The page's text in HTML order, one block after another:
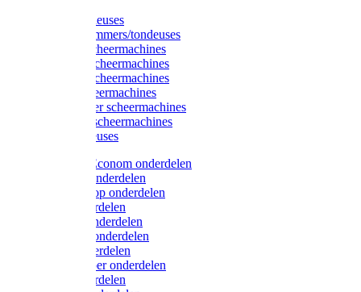
Moser tondeuses
Overige trimmers/tondeuses
Heiniger scheermachines
Hauptner scheermachines
Aesculap scheermachines
Liscop scheermachines
FarmClipper scheermachines
Constanta scheermachines
Wahl tondeuses
Aesculap/Econom onderdelen
Hauptner onderdelen
Lister/Liscop onderdelen
Eider onderdelen
Heiniger onderdelen
Constanta onderdelen
Moser onderdelen
Farm Clipper onderdelen
Oster onderdelen